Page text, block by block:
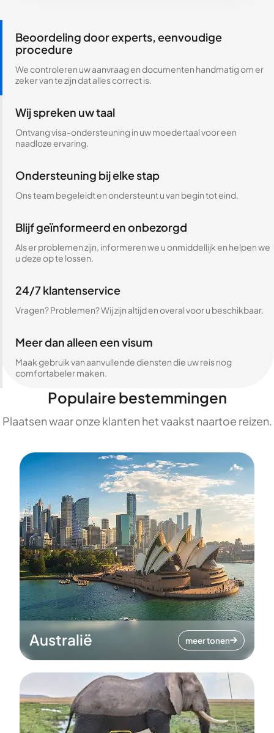
Beoordeling door experts, eenvoudige
procedure
We controleren uw aanvraag en documenten handmatig om er
zeker van te zijn dat alles correct is.
Wij spreken uw taal
Ontvang visa-ondersteuning in uw moedertaal voor een
naadloze ervaring.
Ondersteuning bij elke stap
Ons team begeleidt en ondersteunt u van begin tot eind.
Blijf geïnformeerd en onbezorgd
Als er problemen zijn, informeren we u onmiddellijk en helpen we
u deze op te lossen.
24/7 klantenservice
Vragen? Problemen? Wij zijn altijd en overal voor u beschikbaar.
Meer dan alleen een visum
Maak gebruik van aanvullende diensten die uw reis nog
comfortabeler maken.
Populaire bestemmingen
Plaatsen waar onze klanten het vaakst naartoe reizen.
Australië meer tonen